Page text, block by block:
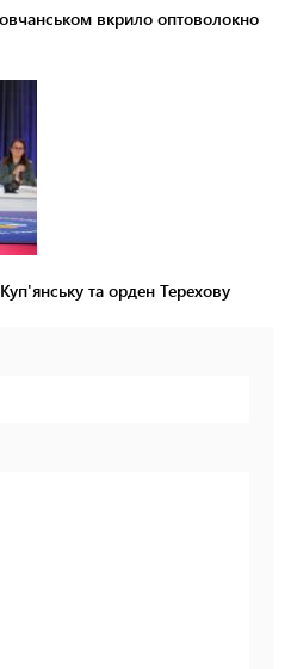
вкрило оптоволокно
та орден Терехову